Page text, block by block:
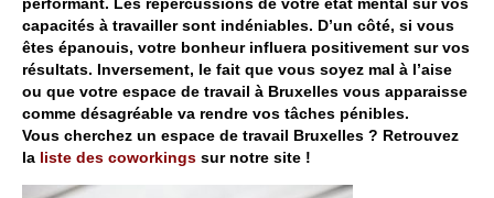
capacités à travailler sont indéniables. D’un côté, si vous
êtes épanouis, votre bonheur influera positivement sur vos
résultats. Inversement, le fait que vous soyez mal à l’aise
ou que votre espace de travail à Bruxelles vous apparaisse
comme désagréable va rendre vos tâches pénibles.
Vous cherchez un espace de travail Bruxelles ? Retrouvez
la liste des coworkings sur notre site !